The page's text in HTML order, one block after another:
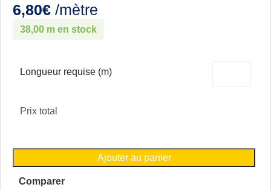
6,80€ /mètre
38,00 m en stock
Longueur requise (m)
Prix total
Ajouter au panier
Comparer